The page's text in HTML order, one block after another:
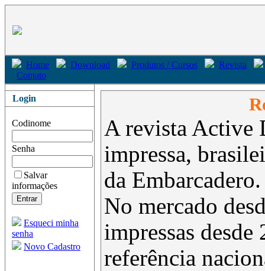
Home Download Produtos / Cursos
Revista
Contato
Login
Codinome
Senha
Salvar
informações
Esqueci minha
senha
Novo Cadastro
A revista Active
impressa,
da Embarcadero.
No mercado
impressas
referência